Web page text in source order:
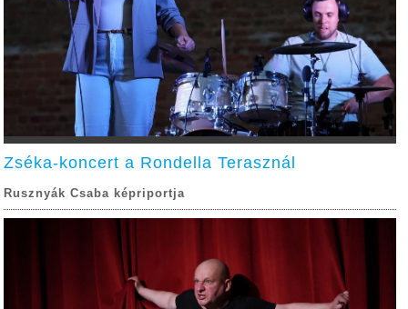
Zséka-koncert a Rondella Terasznál
Rusznyák Csaba képriportja